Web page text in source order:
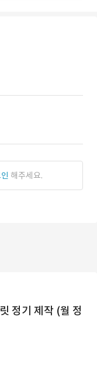
해주세요.
정기 제작 (월 정